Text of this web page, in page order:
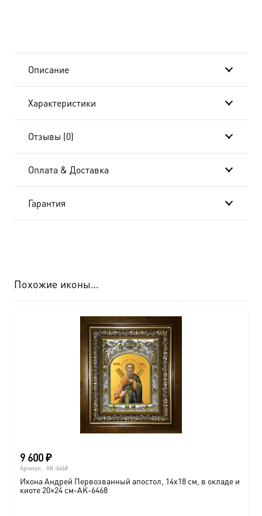
6468
Описание
Характеристики
Отзывы (0)
Оплата & Доставка
Гарантия
Похожие иконы…
9 600₽
Артикул: AK-6468
Икона Андрей Первозванный апостол, 14х18 см, в окладе и
киоте 20×24 см-AK-6468